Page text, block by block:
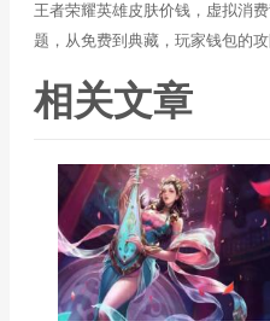
王者荣耀英雄皮肤价钱，虚拟消
题，从免费到典藏，玩家钱包的
相关文章